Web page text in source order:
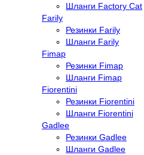
Шланги Factory Cat
Farily
Резинки Farily
Шланги Farily
Fimap
Резинки Fimap
Шланги Fimap
Fiorentini
Резинки Fiorentini
Шланги Fiorentini
Gadlee
Резинки Gadlee
Шланги Gadlee